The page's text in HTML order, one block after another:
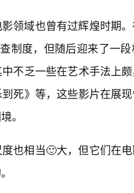
领域也曾有过辉煌时期
制度，但随后迎来了一
不乏一些在艺术手法上
死》等，这些影片在展
。
也相当🙂大，但它们在